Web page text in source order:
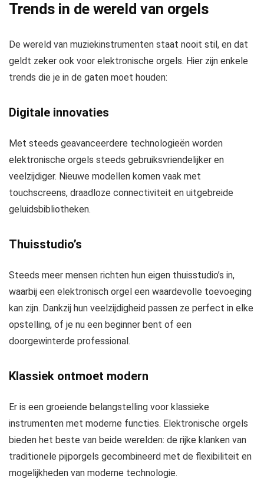
Trends in de wereld van orgels
De wereld van muziekinstrumenten staat nooit stil, en dat
geldt zeker ook voor elektronische orgels. Hier zijn enkele
trends die je in de gaten moet houden:
Digitale innovaties
Met steeds geavanceerdere technologieën worden
elektronische orgels steeds gebruiksvriendelijker en
veelzijdiger. Nieuwe modellen komen vaak met
touchscreens, draadloze connectiviteit en uitgebreide
geluidsbibliotheken.
Thuisstudio’s
Steeds meer mensen richten hun eigen thuisstudio’s in,
waarbij een elektronisch orgel een waardevolle toevoeging
kan zijn. Dankzij hun veelzijdigheid passen ze perfect in elke
opstelling, of je nu een beginner bent of een
doorgewinterde professional.
Klassiek ontmoet modern
Er is een groeiende belangstelling voor klassieke
instrumenten met moderne functies. Elektronische orgels
bieden het beste van beide werelden: de rijke klanken van
traditionele pijporgels gecombineerd met de flexibiliteit en
mogelijkheden van moderne technologie.